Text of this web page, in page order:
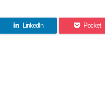
LinkedIn Pocket